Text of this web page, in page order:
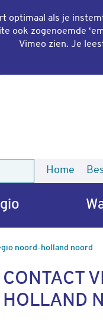
optimaal als je
ook zogenoemde ‘
Vimeo zien. Je
Home
Zoeken
noord-holland noord
CONTACT
HOLLAND